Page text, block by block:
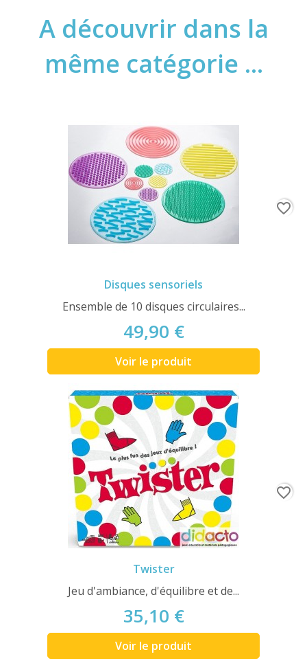
A découvrir dans la
même catégorie ...
Disques sensoriels
Ensemble de 10 disques circulaires...
49,90 €
Voir le produit
favorite_border
Twister
Jeu d'ambiance, d'équilibre et de...
35,10 €
Voir le produit
favorite_border